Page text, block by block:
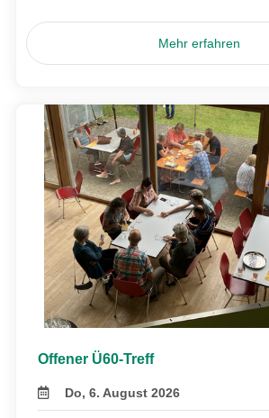
Mehr erfahren
Offener Ü60-Treff
Do, 6. August 2026